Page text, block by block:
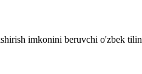
imkonini beruvchi o'zbek